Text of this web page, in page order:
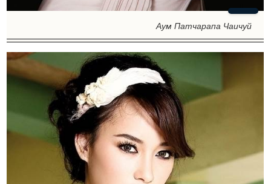
Аум Патчарапа Чаичуй